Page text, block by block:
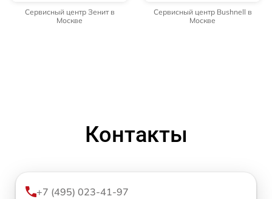
Сервисный центр Зенит в
Москве
Сервисный центр Bushnell в
Москве
Контакты
+7 (495) 023-41-97